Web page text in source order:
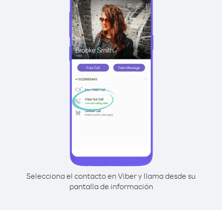
Selecciona el contacto en Viber y llama desde su
pantalla de información